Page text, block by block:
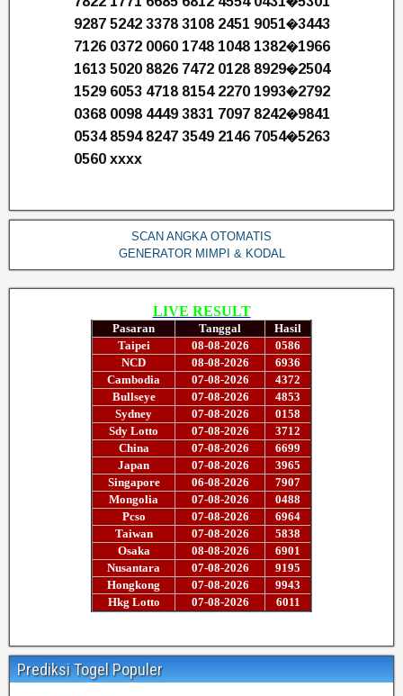
9287 5242 3378 3108 2451 9051�3443
7126 0372 0060 1748 1048 1382�1966
1613 5020 8826 7472 0128 8929�2504
1529 6053 4718 8154 2270 1993�2792
0368 0098 4449 3831 7097 8242�9841
0534 8594 8247 3549 2146 7054�5263
0560 xxxx
SCAN ANGKA OTOMATIS
GENERATOR MIMPI & KODAL
Prediksi Togel Populer